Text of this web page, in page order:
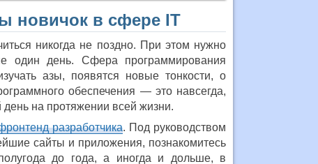
новичок в сфере IT
никогда не поздно. При этом нужно
один день. Сфера программирования
азы, появятся новые тонкости, о
обеспечения — это навсегда,
день на протяжении всей жизни.
разработчика. Под руководством
сайты и приложения, познакомитесь
до года, а иногда и дольше, в